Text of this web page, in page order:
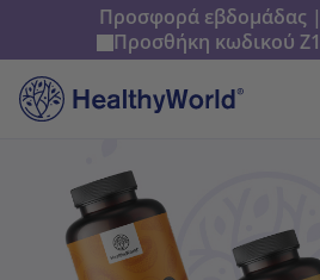
Προσφορά εβδομάδας
Προσθήκη κωδικού